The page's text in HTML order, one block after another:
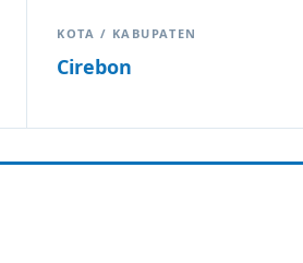
KOTA / KABUPATEN
Cirebon